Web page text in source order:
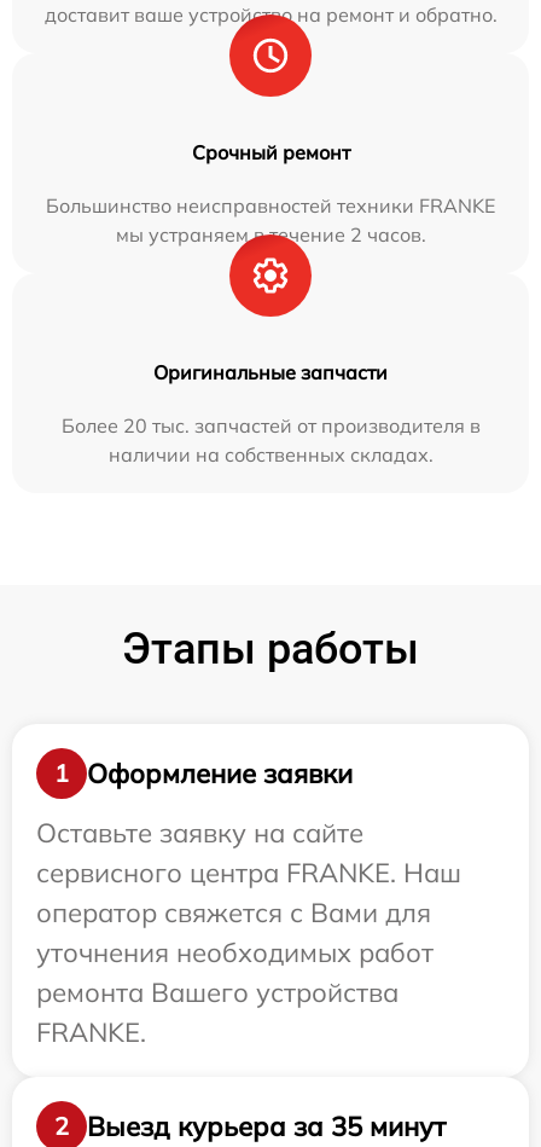
доставит ваше устройство на ремонт и обратно.
Срочный ремонт
Большинство неисправностей техники FRANKE
мы устраняем в течение 2 часов.
Оригинальные запчасти
Более 20 тыс. запчастей от производителя в
наличии на собственных складах.
Этапы работы
1
Оформление заявки
Оставьте заявку на сайте
сервисного центра FRANKE. Наш
оператор свяжется с Вами для
уточнения необходимых работ
ремонта Вашего устройства
FRANKE.
2 Выезд курьера за 35 минут